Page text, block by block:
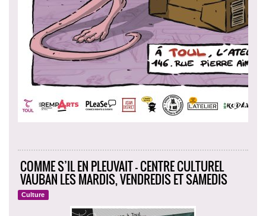
COMME S’IL EN PLEUVAIT - CENTRE CULTUREL
VAUBAN LES MARDIS, VENDREDIS ET SAMEDIS
Culture